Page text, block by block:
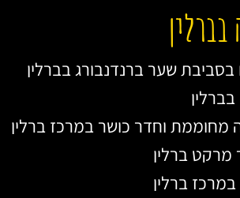
בסביבת שער ברנדנבורג בברלין
מחוממת וחדר כושר במרכז ברלין
מרקט ברלין
ברלין